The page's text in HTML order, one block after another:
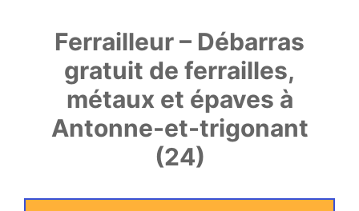
Ferrailleur – Débarras
gratuit de ferrailles,
métaux et épaves à
Antonne-et-trigonant
(24)